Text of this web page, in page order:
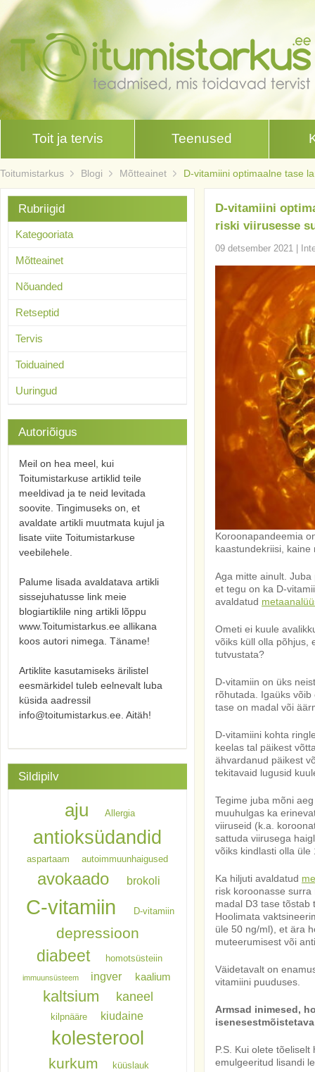
Toit ja tervis Teenused
Toitumistarkus Blogi Mõtteainet D-vitamiini optimaalne tase
D-vitamiini
riski viirusesse
09 detsember 2021
Koroonapandeemia
kaastundekriisi,
Aga mitte ainult.
et tegu on ka D-
avaldatud
Ometi ei kuule
võiks küll olla põhjus,
tutvustata?
D-vitamiin on üks
rõhutada. Igaüks
tase on madal või
D-vitamiini kohta
keelas tal päikest
ähvardanud päikest
tekitavaid lugusid
Tegime juba mõni
muuhulgas ka
viiruseid (k.a.
sattuda viirusega
võiks kindlasti olla üle
Ka hiljuti avaldatud
risk koroonasse
madal D3 tase tõstab
Hoolimata
üle 50 ng/ml), et ära
muteerumisest või
Väidetavalt on
vitamiini puuduses.
Armsad inimesed,
P.S. Kui olete
emulgeeritud lisandi
Rubriigid
Kategooriata
Mõtteainet
Nõuanded
Retseptid
Tervis
Toiduained
Uuringud
Autoriõigus
Meil on hea meel, kui
Toitumistarkuse artiklid teile
meeldivad ja te neid levitada
soovite. Tingimuseks on, et
avaldate artikli muutmata kujul ja
lisate viite Toitumistarkuse
veebilehele.
Palume lisada avaldatava artikli
sissejuhatusse link meie
blogiartiklile ning artikli lõppu
www.Toitumistarkus.ee allikana
koos autori nimega. Täname!
Artiklite kasutamiseks ärilistel
eesmärkidel tuleb eelnevalt luba
küsida aadressil
info@toitumistarkus.ee. Aitäh!
Sildipilv
aju Allergia
antioksüdandid
aspartaam autoimmuunhaigused
avokaado brokoli
C-vitamiin D-vitamiin
depressioon
diabeet homotsüsteiin
immuunsüsteem ingver kaalium
kaltsium kaneel
kilpnääre kiudaine
kolesterool
kurkum küüslauk